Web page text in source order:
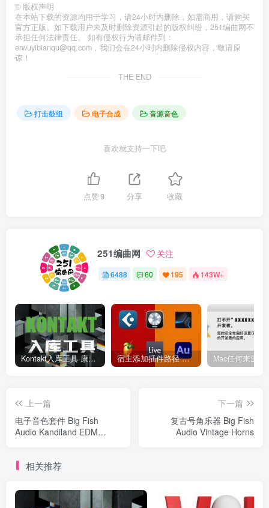
© 版权声明
在本站下载的资源均用于学习，请24小时内删除，如需商用，请购买
官方正版。如下载用户未及时删除资源引起的版权纠纷，251编曲网不
承担任何法律责任。 如有侵权行为请邮件到：
erwuyibianqu@qq.com，我们会在24小时内删除侵权内容，敬请原
谅！
THE END
打击鼓组 电子合成 音源音色
喜欢就支持一下吧
点赞9 分享 收藏
251编曲网 关注
6488 60 195 143W+
Kontakt入库工具 康泰克入库教程 宿主添加插件路径 插件路径设置 VSTPlugins路径
上一篇
电子音色套件 Big Fish
Audio Kandiland EDM
下一篇
复古号角乐器 Big Fish
Audio Vintage Horns
相关推荐